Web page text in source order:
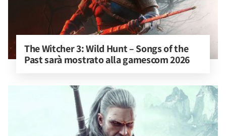
The Witcher 3: Wild Hunt – Songs of the
Past sarà mostrato alla gamescom 2026